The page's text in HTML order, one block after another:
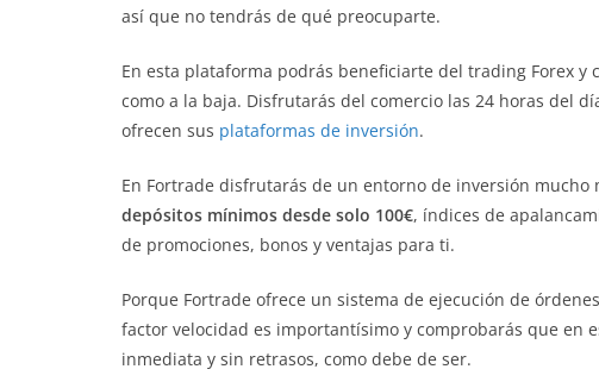
así que no tendrás de qué preocuparte.
En esta plataforma podrás beneficiarte del trading Forex y
como a la baja. Disfrutarás del comercio las 24 horas del
ofrecen sus plataformas de inversión.
En Fortrade disfrutarás de un entorno de inversión mucho
depósitos mínimos desde solo 100€, índices de
de promociones, bonos y ventajas para ti.
Porque Fortrade ofrece un sistema de ejecución de
factor velocidad es importantísimo y comprobarás que en
inmediata y sin retrasos, como debe de ser.